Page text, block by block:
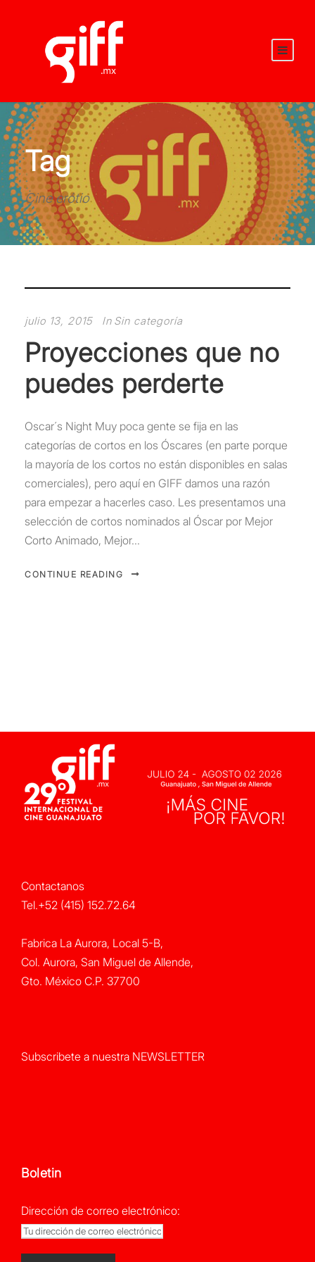
Tag
Cine erótio
julio 13, 2015 In Sin categoría
Proyecciones que no
puedes perderte
Oscar´s Night Muy poca gente se fija en las
categorías de cortos en los Óscares (en parte porque
la mayoría de los cortos no están disponibles en salas
comerciales), pero aquí en GIFF damos una razón
para empezar a hacerles caso. Les presentamos una
selección de cortos nominados al Óscar por Mejor
Corto Animado, Mejor...
CONTINUE READING
Contactanos
Tel.+52 (415) 152.72.64
Fabrica La Aurora, Local 5-B,
Col. Aurora, San Miguel de Allende,
Gto. México C.P. 37700
Subscribete a nuestra NEWSLETTER
Boletin
Dirección de correo electrónico: